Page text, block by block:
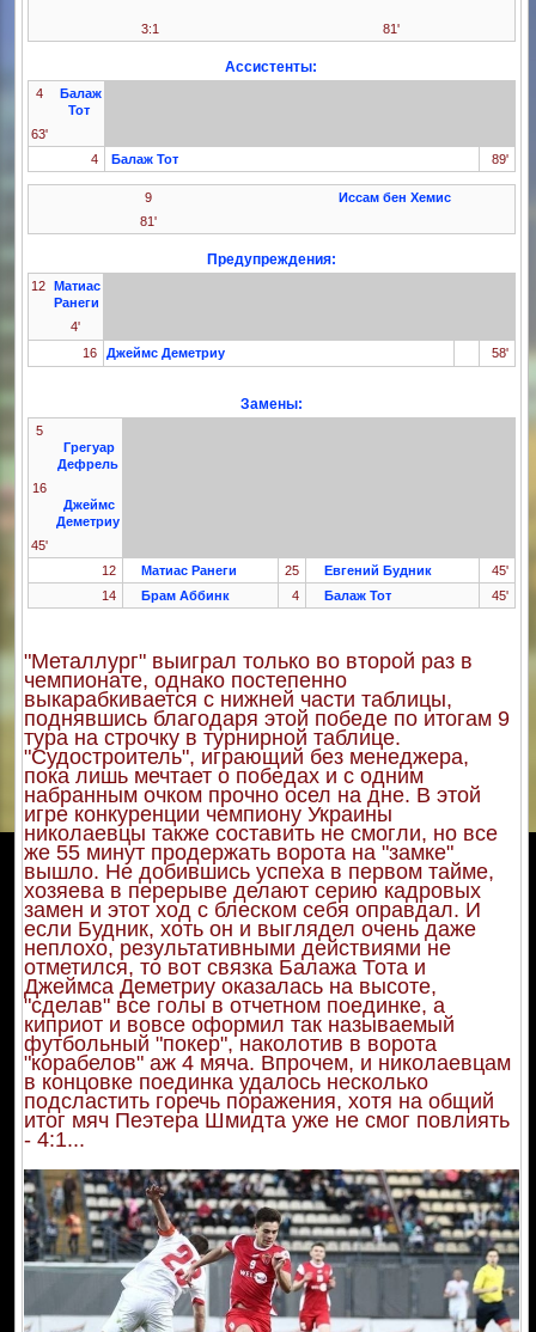
3:1 81'
Ассистенты:
4
Балаж
Тот
63'
4
Балаж Тот 89'
9
Иссам бен Хемис
81'
Предупреждения:
12
Матиас
Ранеги
4'
16
Джеймс Деметриу 58'
Замены:
5
Грегуар
Дефрель
16
Джеймс
Деметриу
45'
12
Матиас Ранеги 25 Евгений Будник
45'
14
Брам Аббинк 4 Балаж Тот 45'
"Металлург" выиграл только во второй раз в
чемпионате, однако постепенно
выкарабкивается с нижней части таблицы,
поднявшись благодаря этой победе по итогам 9
тура на строчку в турнирной таблице.
"Судостроитель", играющий без менеджера,
пока лишь мечтает о победах и с одним
набранным очком прочно осел на дне. В этой
игре конкуренции чемпиону Украины
николаевцы также составить не смогли, но все
же 55 минут продержать ворота на "замке"
вышло. Не добившись успеха в первом тайме,
хозяева в перерыве делают серию кадровых
замен и этот ход с блеском себя оправдал. И
если Будник, хоть он и выглядел очень даже
неплохо, результативными действиями не
отметился, то вот связка Балажа Тота и
Джеймса Деметриу оказалась на высоте,
"сделав" все голы в отчетном поединке, а
киприот и вовсе оформил так называемый
футбольный "покер", наколотив в ворота
"корабелов" аж 4 мяча. Впрочем, и николаевцам
в концовке поединка удалось несколько
подсластить горечь поражения, хотя на общий
итог мяч Пеэтера Шмидта уже не смог повлиять
- 4:1...